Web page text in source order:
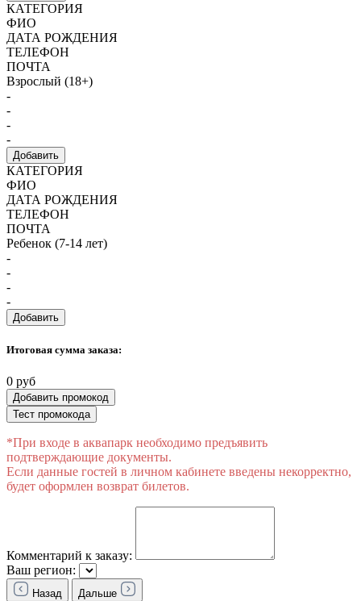
КАТЕГОРИЯ
ФИО
ДАТА РОЖДЕНИЯ
ТЕЛЕФОН
ПОЧТА
Взрослый (18+)
-
-
-
-
Добавить
КАТЕГОРИЯ
ФИО
ДАТА РОЖДЕНИЯ
ТЕЛЕФОН
ПОЧТА
Ребенок (7-14 лет)
-
-
-
-
Добавить
Итоговая сумма заказа:
0 руб
Добавить промокод
Тест промокода
*При входе в аквапарк необходимо предъявить
подтверждающие документы.
Если данные гостей в личном кабинете введены некорректно,
будет оформлен возврат билетов.
Комментарий к заказу:
Ваш регион:
Назад Дальше